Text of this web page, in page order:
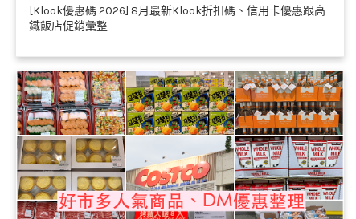
[Klook優惠碼 2026] 8月最新Klook折扣碼、信用卡優惠跟高
鐵飯店促銷彙整